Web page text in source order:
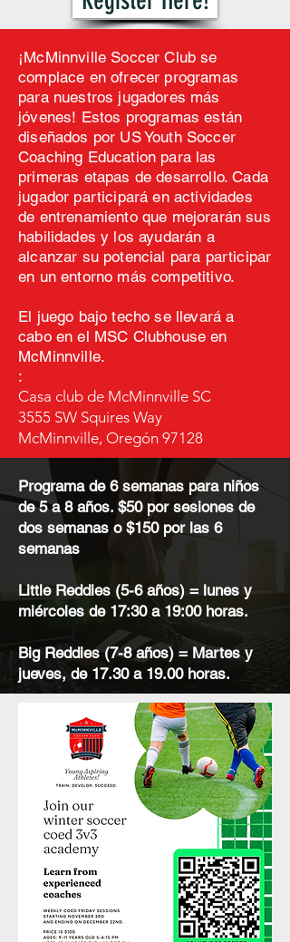
¡McMinnville Soccer Club se
complace en ofrecer programas
para nuestros jugadores más
jóvenes! Estos programas están
diseñados por US Youth Soccer
Coaching Education para las
primeras etapas de desarrollo. Cada
jugador participará en actividades
de entrenamiento que mejorarán sus
habilidades y los ayudarán a
alcanzar su potencial para participar
en un entorno más competitivo.
El juego bajo techo se llevará a
cabo en el MSC Clubhouse en
McMinnville.
:
Casa club de McMinnville SC
3555 SW Squires Way
McMinnville, Oregón 97128
Programa de 6 semanas para niños
de 5 a 8 años. $50 por sesiones de
dos semanas o $150 por las 6
semanas
Little Reddies (5-6 años) = lunes y
miércoles de 17:30 a 19:00 horas.
Big Reddies (7-8 años) = Martes y
jueves, de 17.30 a 19.00 horas.